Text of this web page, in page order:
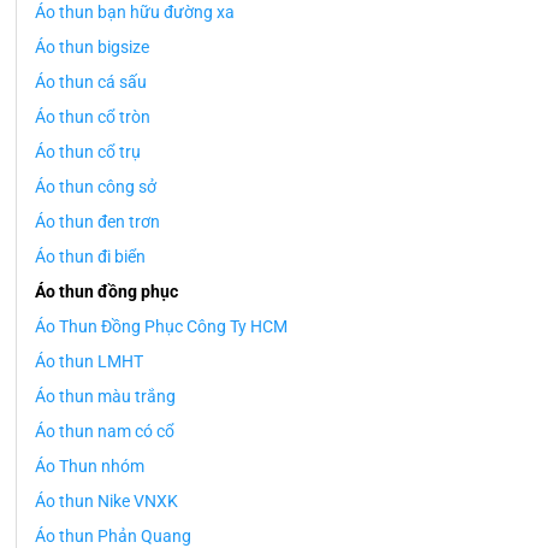
Áo thun bạn hữu đường xa
Áo thun bigsize
Áo thun cá sấu
Áo thun cổ tròn
Áo thun cổ trụ
Áo thun công sở
Áo thun đen trơn
Áo thun đi biển
Áo thun đồng phục
Áo Thun Đồng Phục Công Ty HCM
Áo thun LMHT
Áo thun màu trắng
Áo thun nam có cổ
Áo Thun nhóm
Áo thun Nike VNXK
Áo thun Phản Quang